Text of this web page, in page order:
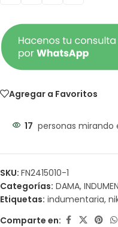
Agregar a Favoritos
17 personas
SKU: FN2415010-1
Categorías: DAMA,
Etiquetas: indumentaria,
Comparte en: